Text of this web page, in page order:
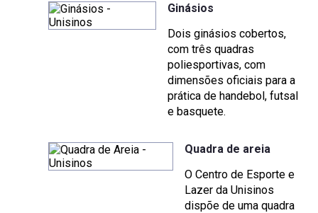
Ginásios
Dois ginásios cobertos,
com três quadras
poliesportivas, com
dimensões oficiais para a
prática de handebol, futsal
e basquete.
Quadra de areia
O Centro de Esporte e
Lazer da Unisinos
dispõe de uma quadra